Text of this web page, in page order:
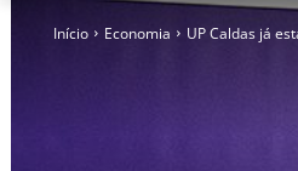
Início Economia UP Caldas já